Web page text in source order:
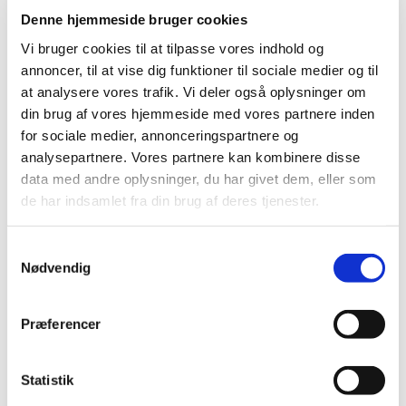
Denne hjemmeside bruger cookies
Vi bruger cookies til at tilpasse vores indhold og
annoncer, til at vise dig funktioner til sociale medier og til
at analysere vores trafik. Vi deler også oplysninger om
din brug af vores hjemmeside med vores partnere inden
for sociale medier, annonceringspartnere og
analysepartnere. Vores partnere kan kombinere disse
data med andre oplysninger, du har givet dem, eller som
de har indsamlet fra din brug af deres tjenester.
Nødvendig
Præferencer
Statistik
Overenskomst og AMR-vederlag
medlemmer kan få et vederlag på 4.500 kr. Men
nogle kom i klemme, fordi de ikke var registreret
i EFK.
Så min opfordring er:
Kontakt EFK og tjek, om du er registreret – og
fra hvilken dato.
Hvis der er gennemført valg uden det rigtige
papirarbejde, så er der ingen vederlag.
Det er med stor sorg, at vi mister vores
sektor.
miljøgrupperne vil fungere fremover.